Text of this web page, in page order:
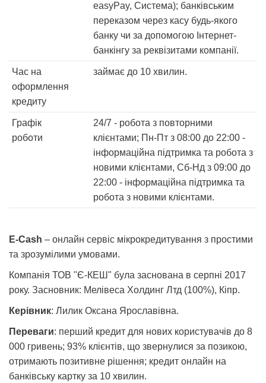
easyPay, Система); банківським
переказом через касу будь-якого
банку чи за допомогою Інтернет-
банкінгу за реквізитами компанії.
Час на
оформлення
кредиту
займає до 10 хвилин.
Графік
роботи
24/7 - робота з повторними
клієнтами; Пн-Пт з 08:00 до 22:00 -
інформаційна підтримка та робота з
новими клієнтами, Сб-Нд з 09:00 до
22:00 - інформаційна підтримка та
робота з новими клієнтами.
E-Cash – онлайн сервіс мікрокредитування з простими
та зрозумілими умовами.
Компанія ТОВ "Є-КЕШ" була заснована в серпні 2017
року. Засновник: Мелівеса Холдинг Лтд (100%), Кіпр.
Керівник: Лилик Оксана Ярославівна.
Переваги: перший кредит для нових користувачів до 8
000 гривень; 93% клієнтів, що звернулися за позикою,
отримають позитивне рішення; кредит онлайн на
банківську картку за 10 хвилин.